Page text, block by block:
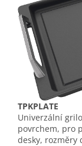
TPKPLATE
Univerzální
povrchem, pro
desky, rozměry